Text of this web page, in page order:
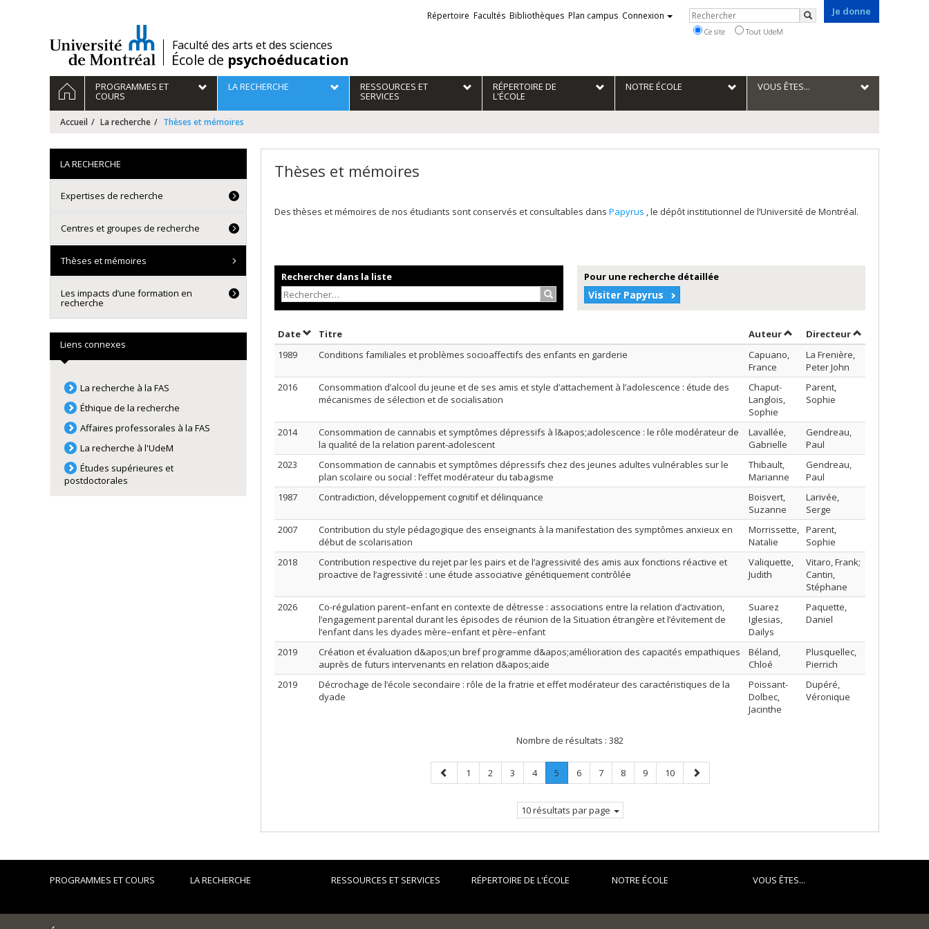
/Faculté des arts et des sciences
École de psychoéducation
Je donne
Liens
externes
Répertoire Facultés Bibliothèques Plan campus Connexion Rechercher
Rechercher
Ce site Tout UdeM
Navigation
principale
ACCUEILPROGRAMMES ET
COURS
LA RECHERCHE RESSOURCES ET
SERVICES
RÉPERTOIRE DE
L'ÉCOLE
NOTRE ÉCOLE VOUS ÊTES...
Accueil La recherche Thèses et mémoires
Thèses et mémoires
Des thèses et mémoires de nos étudiants sont conservés et consultables dans Papyrus , le dépôt institutionnel de l’Université de Montréal.
Rechercher dans la liste
Rechercher…
Pour une recherche détaillée
Visiter Papyrus
DateTrier par date en ordre croissant
Titre AuteurTrier par auteur en ordre
Directeurpar
1989
Conditions familiales et problèmes socioaffectifs des enfants en garderie
Capuano,
France
La Frenière,
Peter John
2016
Consommation d’alcool du jeune et de ses amis et style d’attachement à l’adolescence : étude des
mécanismes de sélection et de socialisation
Chaput-
Langlois,
Sophie
Parent,
Sophie
2014
Consommation de cannabis et symptômes dépressifs à l&apos;adolescence : le rôle modérateur de
la qualité de la relation parent-adolescent
Lavallée,
Gabrielle
Gendreau,
Paul
2023
Consommation de cannabis et symptômes dépressifs chez des jeunes adultes vulnérables sur le
plan scolaire ou social : l’effet modérateur du tabagisme
Thibault,
Marianne
Gendreau,
Paul
1987
Contradiction, développement cognitif et délinquance
Boisvert,
Suzanne
Larivée,
Serge
2007
Contribution du style pédagogique des enseignants à la manifestation des symptômes anxieux en
début de scolarisation
Morrissette,
Natalie
Parent,
Sophie
2018
Contribution respective du rejet par les pairs et de l’agressivité des amis aux fonctions réactive et
proactive de l’agressivité : une étude associative génétiquement contrôlée
Valiquette,
Judith
Vitaro, Frank;
Cantin,
Stéphane
2026
Co-régulation parent–enfant en contexte de détresse : associations entre la relation d’activation,
l’engagement parental durant les épisodes de réunion de la Situation étrangère et l’évitement de
l’enfant dans les dyades mère–enfant et père–enfant
Suarez
Iglesias,
Dailys
Paquette,
Daniel
2019
Création et évaluation d&apos;un bref programme d&apos;amélioration des capacités empathiques
auprès de futurs intervenants en relation d&apos;aide
Béland,
Chloé
Plusquellec,
Pierrich
2019
Décrochage de l’école secondaire : rôle de la fratrie et effet modérateur des caractéristiques de la
dyade
Poissant-
Dolbec,
Jacinthe
Dupéré,
Véronique
Nombre de résultats : 382
Page
précédente
Page
1 Page
2 Page
3 Page
4 Page
5.
Page
Page
6 Page
7 Page
8 Page
9 Page
10
Page
suivante
10 résultats par page
LA RECHERCHE
Expertises de recherche
Centres et groupes de recherche
Thèses et mémoires
Les impacts d’une formation en
recherche
Liens connexes
La recherche à la FAS
Éthique de la recherche
Affaires professorales à la FAS
La recherche à l'UdeM
Études supérieures et
postdoctorales
PROGRAMMES ET COURS LA RECHERCHE RESSOURCES ET SERVICES RÉPERTOIRE DE L'ÉCOLE NOTRE ÉCOLE VOUS ÊTES...